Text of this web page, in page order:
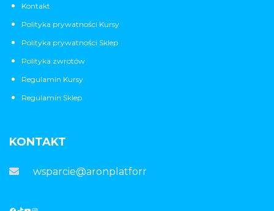
Kontakt
Polityka prywatności Kursy
Polityka prywatności Sklep
Polityka zwrotów
Regulamin Kursy
Regulamin Sklep
KONTAKT
wsparcie@aronplatforma.pl